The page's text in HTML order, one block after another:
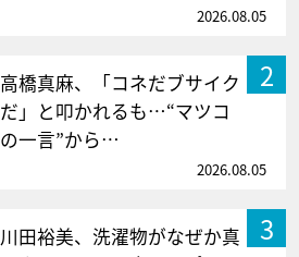
2026.08.05
2
高橋真麻、「コネだブサイク
だ」と叩かれるも…“マツコ
の一言”から…
2026.08.05
3
川田裕美、洗濯物がなぜか真